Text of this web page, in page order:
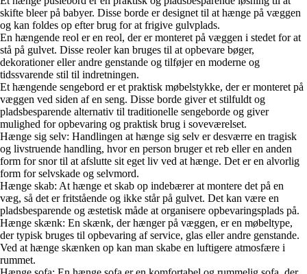
skifte bleer på babyer. Disse borde er designet til at hænge på væggen
og kan foldes op efter brug for at frigive gulvplads.
En hængende reol er en reol, der er monteret på væggen i stedet for at
stå på gulvet. Disse reoler kan bruges til at opbevare bøger,
dekorationer eller andre genstande og tilføjer en moderne og
tidssvarende stil til indretningen.
Et hængende sengebord er et praktisk møbelstykke, der er monteret på
væggen ved siden af en seng. Disse borde giver et stilfuldt og
pladsbesparende alternativ til traditionelle sengeborde og giver
mulighed for opbevaring og praktisk brug i soveværelset.
Hænge sig selv: Handlingen at hænge sig selv er desværre en tragisk
og livstruende handling, hvor en person bruger et reb eller en anden
form for snor til at afslutte sit eget liv ved at hænge. Det er en alvorlig
form for selvskade og selvmord.
Hænge skab: At hænge et skab op indebærer at montere det på en
væg, så det er fritstående og ikke står på gulvet. Det kan være en
pladsbesparende og æstetisk måde at organisere opbevaringsplads på.
Hænge skænk: En skænk, der hænger på væggen, er en møbeltype,
der typisk bruges til opbevaring af service, glas eller andre genstande.
Ved at hænge skænken op kan man skabe en luftigere atmosfære i
rummet.